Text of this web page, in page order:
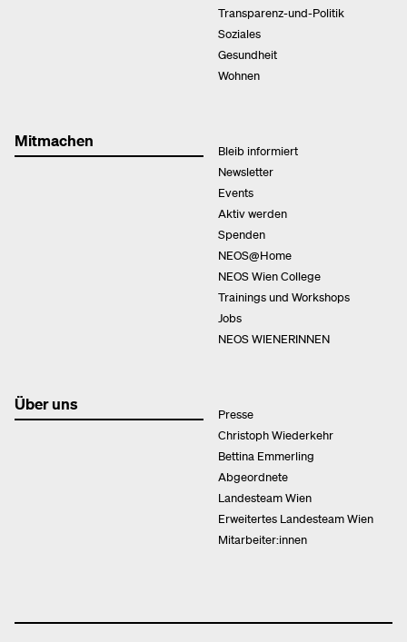
Transparenz-und-Politik
Soziales
Gesundheit
Wohnen
Mitmachen
Bleib informiert
Newsletter
Events
Aktiv werden
Spenden
NEOS@Home
NEOS Wien College
Trainings und Workshops
Jobs
NEOS WIENERINNEN
Über uns
Presse
Christoph Wiederkehr
Bettina Emmerling
Abgeordnete
Landesteam Wien
Erweitertes Landesteam Wien
Mitarbeiter:innen